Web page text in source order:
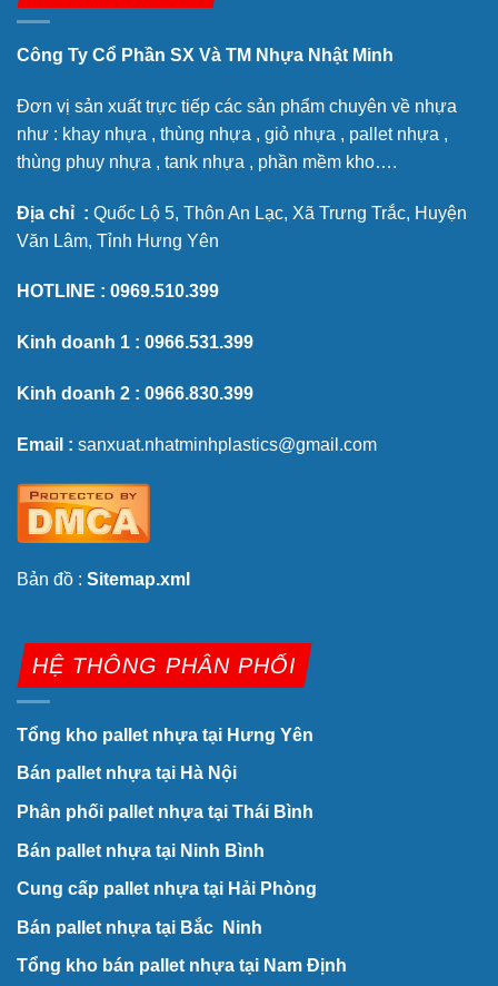
Công Ty Cổ Phần SX Và TM Nhựa Nhật Minh
Đơn vị sản xuất trực tiếp các sản phẩm chuyên về nhựa
như : khay nhựa , thùng nhựa , giỏ nhựa , pallet nhựa ,
thùng phuy nhựa , tank nhựa , phần mềm kho….
Địa chỉ : Quốc Lộ 5, Thôn An Lạc, Xã Trưng Trắc, Huyện
Văn Lâm, Tỉnh Hưng Yên
HOTLINE : 0969.510.399
Kinh doanh 1 : 0966.531.399
Kinh doanh 2 : 0966.830.399
Email : sanxuat.nhatminhplastics@gmail.com
Bản đồ : Sitemap.xml
HỆ THÔNG PHÂN PHỐI
Tổng kho pallet nhựa tại Hưng Yên
Bán pallet nhựa tại Hà Nội
Phân phối pallet nhựa tại Thái Bình
Bán pallet nhựa tại Ninh Bình
Cung cấp pallet nhựa tại Hải Phòng
Bán pallet nhựa tại Bắc Ninh
Tổng kho bán pallet nhựa tại Nam Định